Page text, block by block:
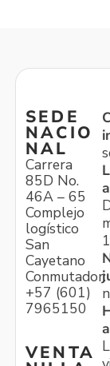
SEDE
NACIO
NAL
Carrera
85D No.
46A – 65
Complejo
logístico
San
Cayetano
Conmutador:
+57 (601)
7965150
VENTA